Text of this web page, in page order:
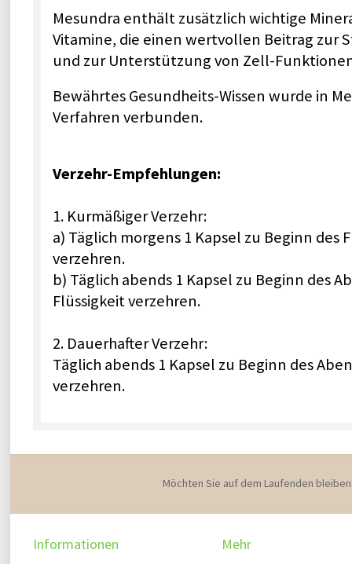
Mesundra enthält zusätzlich wichtige
Vitamine, die einen wertvollen Beitrag zur
und zur Unterstützung von Zell-
Bewährtes Gesundheits-Wissen wurde in
Verfahren verbunden.
Verzehr-Empfehlungen:
1. Kurmäßiger Verzehr:
a) Täglich morgens 1 Kapsel zu Beginn des
verzehren.
b) Täglich abends 1 Kapsel zu Beginn des
Flüssigkeit verzehren.
2. Dauerhafter Verzehr:
Täglich abends 1 Kapsel zu Beginn des
verzehren.
Möchten Sie auf dem Laufenden
Informationen Mehr